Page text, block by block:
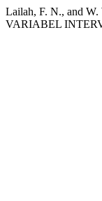
Lailah, F. N., and
VARIABEL